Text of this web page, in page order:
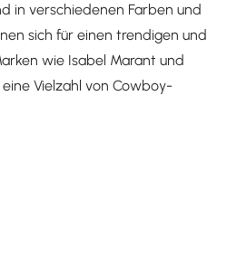
in verschiedenen Farben und
sich für einen trendigen und
wie Isabel Marant und
Vielzahl von Cowboy-